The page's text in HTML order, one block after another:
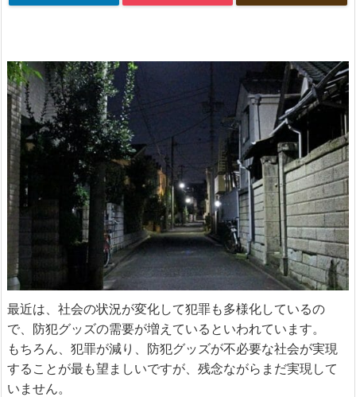
最近は、社会の状況が変化して犯罪も多様化しているの
で、防犯グッズの需要が増えているといわれています。
もちろん、犯罪が減り、防犯グッズが不必要な社会が実現
することが最も望ましいですが、残念ながらまだ実現して
いません。